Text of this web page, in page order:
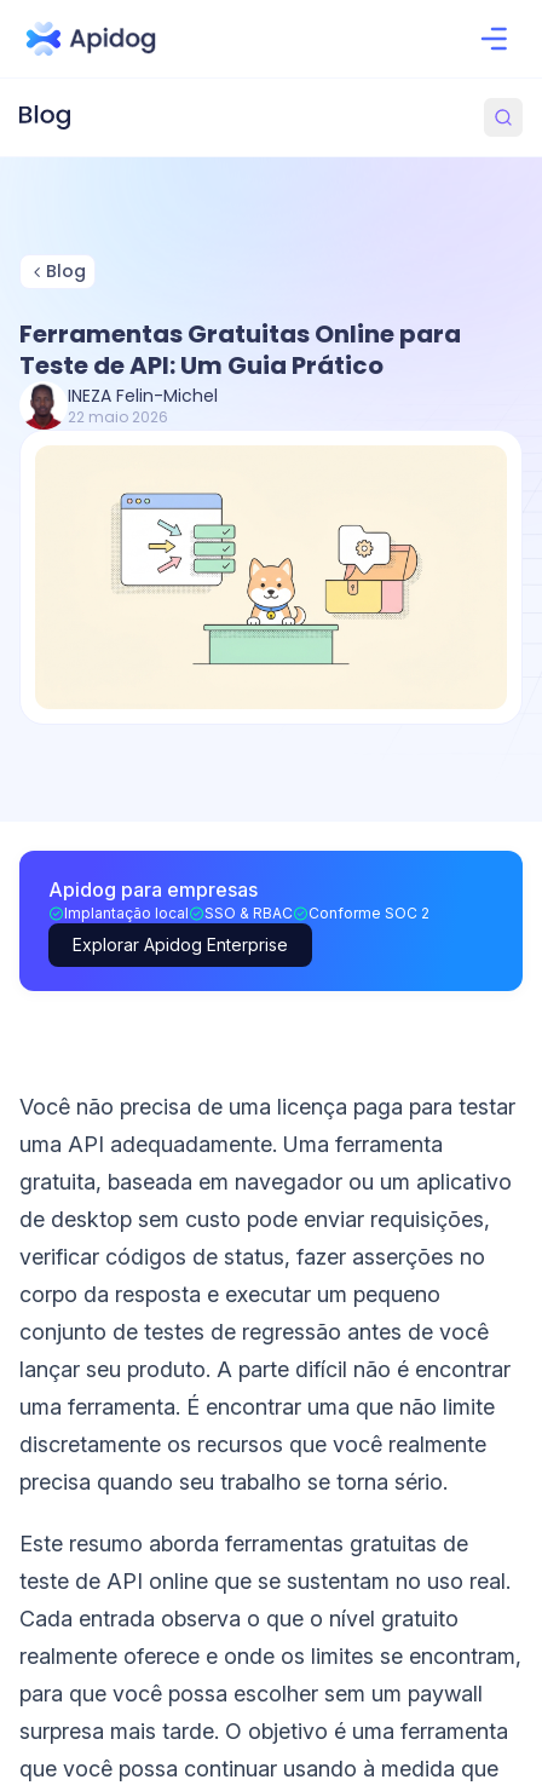
Blog
Ferramentas Gratuitas Online para
Teste de API: Um Guia Prático
INEZA Felin-Michel
22 maio 2026
Apidog para empresas
Implantação local SSO & RBAC Conforme SOC 2
Explorar Apidog Enterprise
Você não precisa de uma licença paga para testar
uma API adequadamente. Uma ferramenta
gratuita, baseada em navegador ou um aplicativo
de desktop sem custo pode enviar requisições,
verificar códigos de status, fazer asserções no
corpo da resposta e executar um pequeno
conjunto de testes de regressão antes de você
lançar seu produto. A parte difícil não é encontrar
uma ferramenta. É encontrar uma que não limite
discretamente os recursos que você realmente
precisa quando seu trabalho se torna sério.
Este resumo aborda ferramentas gratuitas de
teste de API online que se sustentam no uso real.
Cada entrada observa o que o nível gratuito
realmente oferece e onde os limites se encontram,
para que você possa escolher sem um paywall
surpresa mais tarde. O objetivo é uma ferramenta
que você possa continuar usando à medida que